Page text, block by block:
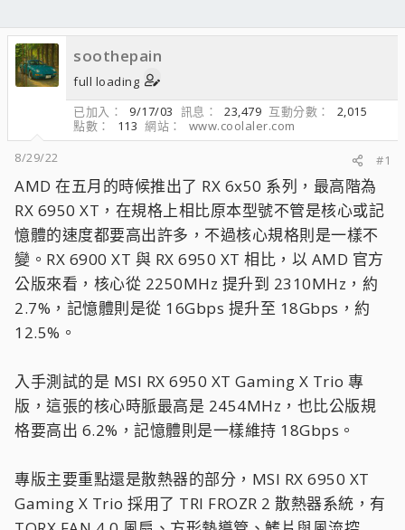
soothepain
full loading
已加入
9/17/03 訊息 23,479 互動分數
2,015
點數
113 網站
www.coolaler.com
8/29/22
#1
AMD 在五月的時候推出了 RX 6x50 系列，最高階為
RX 6950 XT，在規格上相比原本型號不管是核心或記
憶體的速度都要高出許多，不過核心規格則是一樣不
變。RX 6900 XT 與 RX 6950 XT 相比，以 AMD 官方
公版來看，核心從 2250MHz 提升到 2310MHz，約
2.7%，記憶體則是從 16Gbps 提升至 18Gbps，約
12.5%。
入手測試的是 MSI RX 6950 XT Gaming X Trio 專
版，這張的核心時脈最高是 2454MHz，也比公版規
格要高出 6.2%，記憶體則是一樣維持 18Gbps。
專版主要重點還是散熱器的部分，MSI RX 6950 XT
Gaming X Trio 採用了 TRI FROZR 2 散熱器系統，有